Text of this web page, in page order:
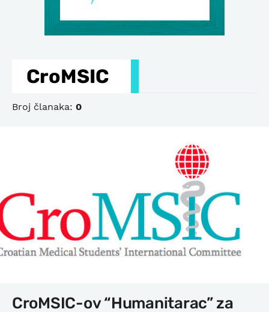
CroMSIC
Broj članaka: 0
CroMSIC-ov “Humanitarac” za